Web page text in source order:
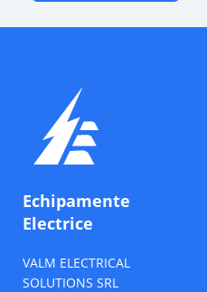
Echipamente
Electrice
VALM ELECTRICAL
SOLUTIONS SRL